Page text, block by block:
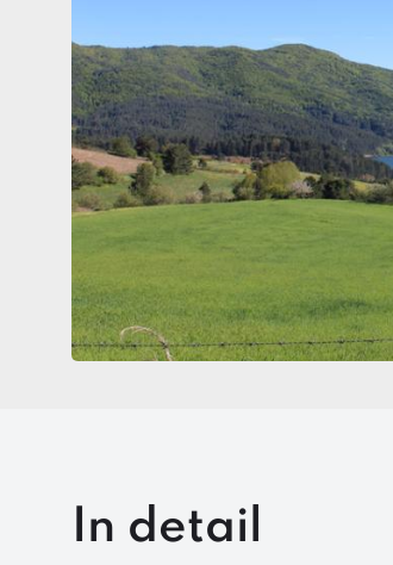
In detail